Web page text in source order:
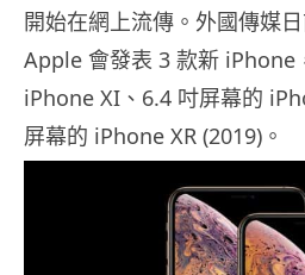
開始在網上流傳。外國傳媒
Apple 會發表 3 款新 iPhone
iPhone XI、6.4 吋屏幕的
屏幕的 iPhone XR (2019)。